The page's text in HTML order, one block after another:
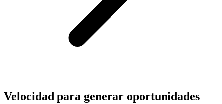
Velocidad para generar oportunidades